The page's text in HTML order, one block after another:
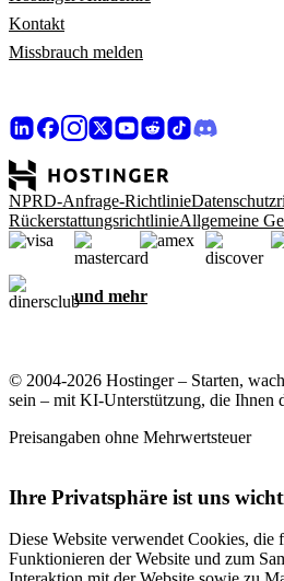
Kontakt
Missbrauch melden
NPRD-Anfrage-Richtlinie
RückerstattungsrichtlinieAllgemeine
und mehr
© 2004-2026 Hostinger – Starten,
sein – mit KI-Unterstützung, die Ihnen
Preisangaben ohne Mehrwertsteuer
Ihre Privatsphäre ist uns
Diese Website verwendet Cookies, die
Funktionieren der Website und zum